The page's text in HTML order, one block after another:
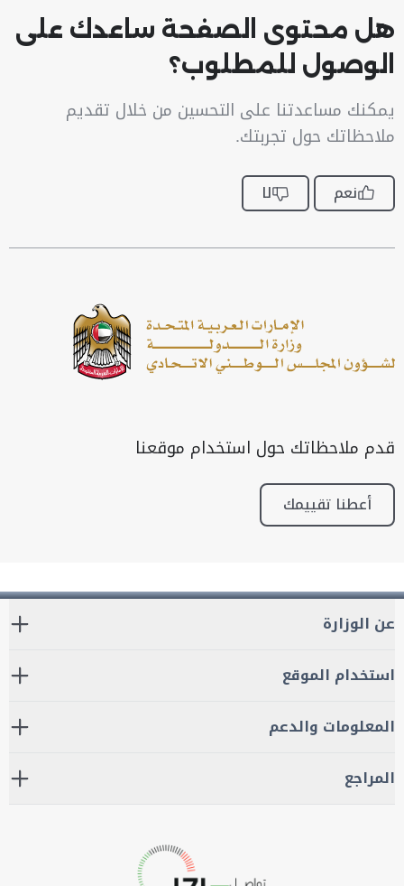
هل محتوى الصفحة ساعدك على
الوصول للمطلوب؟
يمكنك مساعدتنا على التحسين من خلال تقديم
ملاحظاتك حول تجربتك.
نعم لا
قدم ملاحظاتك حول استخدام موقعنا
أعطنا تقييمك
عن الوزارة
استخدام الموقع
المعلومات والدعم
المراجع